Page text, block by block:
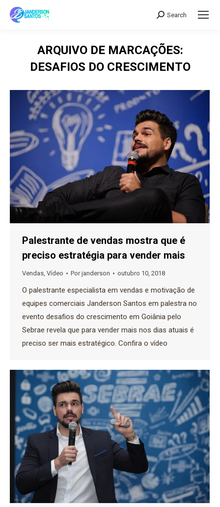
Search:
Search
ARQUIVO DE MARCAÇÕES:
DESAFIOS DO CRESCIMENTO
Palestrante de vendas mostra que é
preciso estratégia para vender mais
Vendas, Vídeo Porjanderson outubro 10, 2018
O palestrante especialista em vendas e motivação de
equipes comerciais Janderson Santos em palestra no
evento desafios do crescimento em Goiânia pelo
Sebrae revela que para vender mais nos dias atuais é
preciso ser mais estratégico. Confira o vídeo